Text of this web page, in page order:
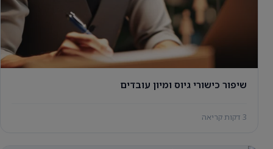
שיפור כישורי גיוס ומיון עובדים
3 דקות קריאה